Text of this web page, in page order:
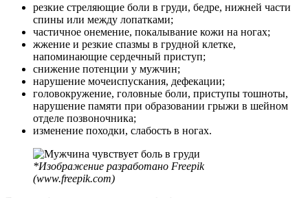
резкие стреляющие боли в груди, бедре, нижней части
спины или между лопатками;
частичное онемение, покалывание кожи на ногах;
жжение и резкие спазмы в грудной клетке,
напоминающие сердечный приступ;
снижение потенции у мужчин;
нарушение мочеиспускания, дефекации;
головокружение, головные боли, приступы тошноты,
нарушение памяти при образовании грыжи в шейном
отделе позвоночника;
изменение походки, слабость в ногах.
*Изображение разработано Freepik
(www.freepik.com)